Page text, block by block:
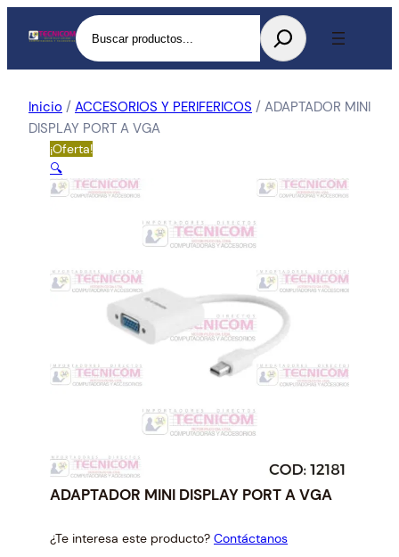
Buscar
Inicio / ACCESORIOS Y PERIFERICOS / ADAPTADOR MINI
DISPLAY PORT A VGA
¡Oferta!
🔍
ADAPTADOR MINI DISPLAY PORT A VGA
¿Te interesa este producto? Contáctanos